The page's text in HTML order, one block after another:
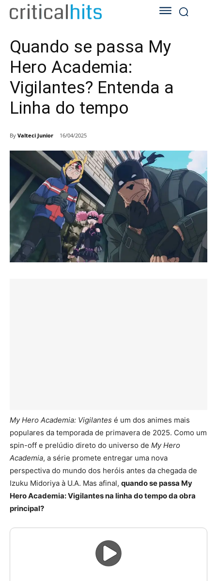
Quando se passa My
Hero Academia:
Vigilantes? Entenda a
Linha do tempo
By Valteci Junior 16/04/2025
My Hero Academia: Vigilantes é um dos animes mais
populares da temporada de primavera de 2025. Como um
spin-off e prelúdio direto do universo de My Hero
Academia, a série promete entregar uma nova
perspectiva do mundo dos heróis antes da chegada de
Izuku Midoriya à U.A. Mas afinal, quando se passa My
Hero Academia: Vigilantes na linha do tempo da obra
principal?